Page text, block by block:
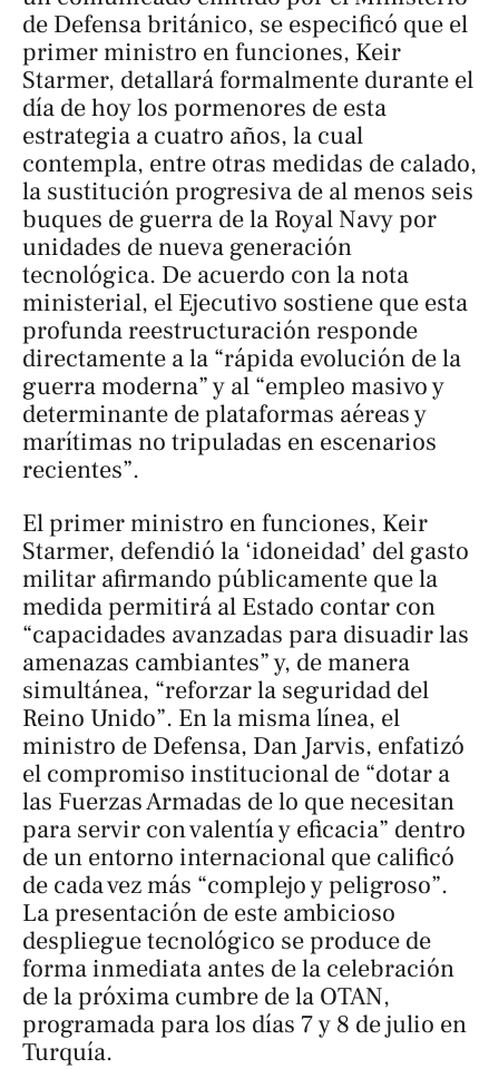
de Defensa británico, se especificó que el
primer ministro en funciones, Keir
Starmer, detallará formalmente durante el
día de hoy los pormenores de esta
estrategia a cuatro años, la cual
contempla, entre otras medidas de calado,
la sustitución progresiva de al menos seis
buques de guerra de la Royal Navy por
unidades de nueva generación
tecnológica. De acuerdo con la nota
ministerial, el Ejecutivo sostiene que esta
profunda reestructuración responde
directamente a la “rápida evolución de la
guerra moderna” y al “empleo masivo y
determinante de plataformas aéreas y
marítimas no tripuladas en escenarios
recientes”.
El primer ministro en funciones, Keir
Starmer, defendió la ‘idoneidad’ del gasto
militar afirmando públicamente que la
medida permitirá al Estado contar con
“capacidades avanzadas para disuadir las
amenazas cambiantes” y, de manera
simultánea, “reforzar la seguridad del
Reino Unido”. En la misma línea, el
ministro de Defensa, Dan Jarvis, enfatizó
el compromiso institucional de “dotar a
las Fuerzas Armadas de lo que necesitan
para servir con valentía y eficacia” dentro
de un entorno internacional que calificó
de cada vez más “complejo y peligroso”.
La presentación de este ambicioso
despliegue tecnológico se produce de
forma inmediata antes de la celebración
de la próxima cumbre de la OTAN,
programada para los días 7 y 8 de julio en
Turquía.